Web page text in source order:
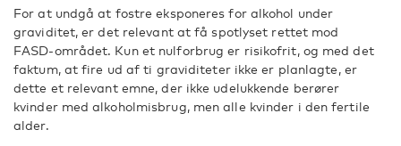
For at undgå at fostre eksponeres for alkohol under
graviditet, er det relevant at få spotlyset rettet mod
FASD-området. Kun et nulforbrug er risikofrit, og med det
faktum, at fire ud af ti graviditeter ikke er planlagte, er
dette et relevant emne, der ikke udelukkende berører
kvinder med alkoholmisbrug, men alle kvinder i den fertile
alder.